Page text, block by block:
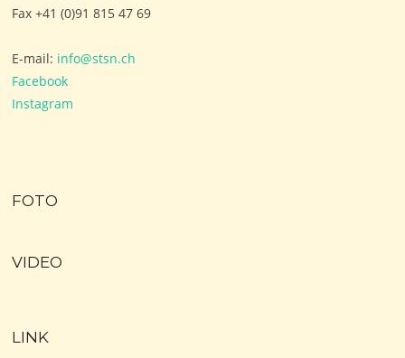
Fax +41 (0)91 815 47 69
E-mail: info@stsn.ch
Facebook
Instagram
FOTO
VIDEO
LINK